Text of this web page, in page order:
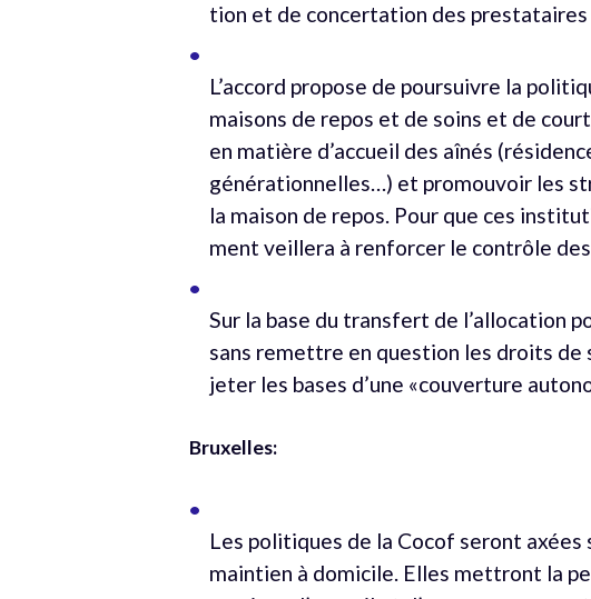
tion et de concertation des prestataires
L’accord propose de poursuivre la
maisons de repos et de soins et de
en matière d’accueil des aînés
générationnelles…) et promouvoir les
la maison de repos. Pour que ces
ment veillera à renforcer le contrôle
Sur la base du transfert de l’allocation
sans remettre en question les droits de
jeter les bases d’une «couverture
Bruxelles:
Les politiques de la Cocof seront axées
maintien à domicile. Elles mettront la